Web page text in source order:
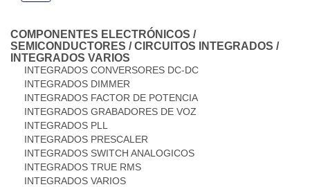
COMPONENTES ELECTRÓNICOS /
SEMICONDUCTORES /CIRCUITOS INTEGRADOS /
INTEGRADOS VARIOS
INTEGRADOS CONVERSORES DC-DC
INTEGRADOS DIMMER
INTEGRADOS FACTOR DE POTENCIA
INTEGRADOS GRABADORES DE VOZ
INTEGRADOS PLL
INTEGRADOS PRESCALER
INTEGRADOS SWITCH ANALOGICOS
INTEGRADOS TRUE RMS
INTEGRADOS VARIOS